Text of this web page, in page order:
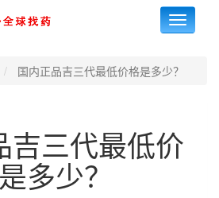
Toggle
国内正品吉三代最低价格是多少？
吉三代最低价
多少？